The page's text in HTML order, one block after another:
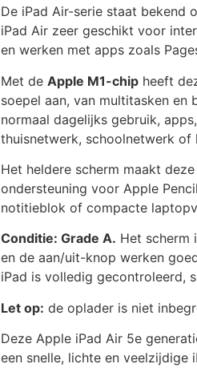
De iPad Air-serie staat bekend
iPad Air zeer geschikt voor
en werken met apps zoals
Met de Apple M1-chipheeft
soepel aan, van multitasken
normaal dagelijks gebruik,
thuisnetwerk, schoolnetwerk of
Het heldere scherm maakt
ondersteuning voor Apple
notitieblok of compacte
Conditie: Grade A. Het scherm
en de aan/uit-knop werken
iPad is volledig gecontroleerd,
Let op: de oplader is niet
Deze Apple iPad Air 5e
een snelle, lichte en